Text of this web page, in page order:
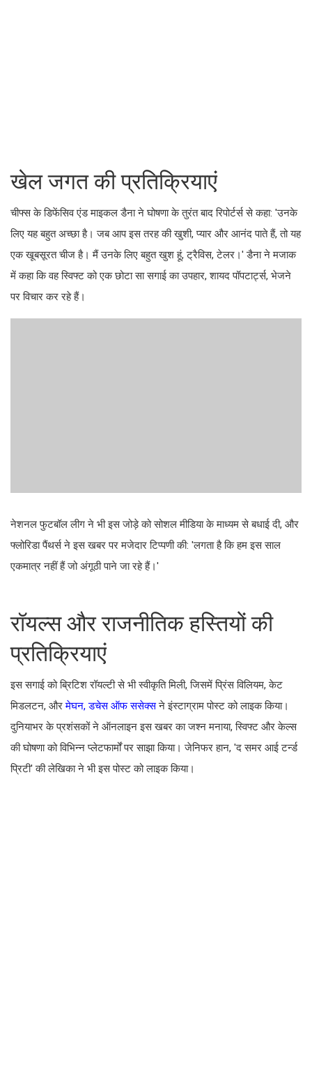
खेल जगत की प्रतिक्रियाएं
चीफ्स के डिफेंसिव एंड माइकल डैना ने घोषणा के तुरंत बाद रिपोर्टर्स से कहा: 'उनके
लिए यह बहुत अच्छा है। जब आप इस तरह की खुशी, प्यार और आनंद पाते हैं, तो यह
एक खूबसूरत चीज है। मैं उनके लिए बहुत खुश हूं, ट्रैविस, टेलर।' डैना ने मजाक
में कहा कि वह स्विफ्ट को एक छोटा सा सगाई का उपहार, शायद पॉपटार्ट्स, भेजने
पर विचार कर रहे हैं।
नेशनल फुटबॉल लीग ने भी इस जोड़े को सोशल मीडिया के माध्यम से बधाई दी, और
फ्लोरिडा पैंथर्स ने इस खबर पर मजेदार टिप्पणी की: 'लगता है कि हम इस साल
एकमात्र नहीं हैं जो अंगूठी पाने जा रहे हैं।'
रॉयल्स और राजनीतिक हस्तियों की
प्रतिक्रियाएं
इस सगाई को ब्रिटिश रॉयल्टी से भी स्वीकृति मिली, जिसमें प्रिंस विलियम, केट
मिडलटन, औरमेघन, डचेस ऑफ ससेक्सने इंस्टाग्राम पोस्ट को लाइक किया।
दुनियाभर के प्रशंसकों ने ऑनलाइन इस खबर का जश्न मनाया, स्विफ्ट और केल्स
की घोषणा को विभिन्न प्लेटफार्मों पर साझा किया। जेनिफर हान, 'द समर आई टर्न्ड
प्रिटी' की लेखिका ने भी इस पोस्ट को लाइक किया।